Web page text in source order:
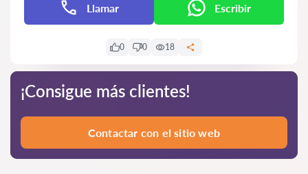
Llamar Escribir
0 0 18
¡Consigue más clientes!
Contactar con el sitio web